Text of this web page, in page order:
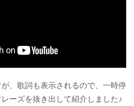
、歌詞も表示されるので、一時停
ーズを抜き出して紹介しました♪